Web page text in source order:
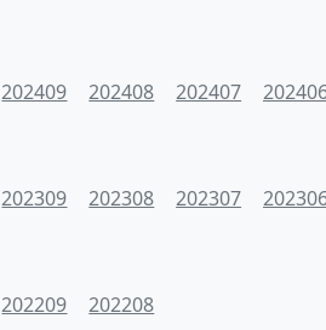
202409 202408 202407
202309 202308 202307
202209 202208